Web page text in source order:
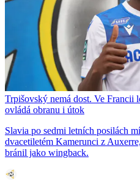
Trpišovský nemá dost. Ve
ovládá obranu i útok
Slavia po sedmi letních posilách
dvacetiletém Kamerunci z
bránil jako wingback.